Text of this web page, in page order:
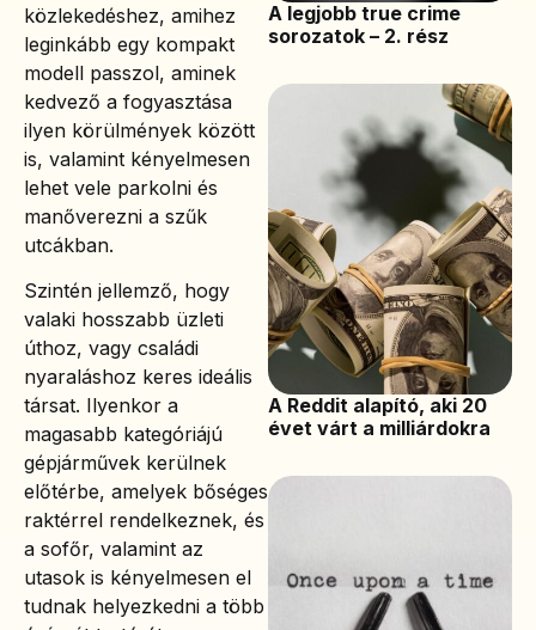
közlekedéshez, amihez
leginkább egy kompakt
modell passzol, aminek
kedvező a fogyasztása
ilyen körülmények között
is, valamint kényelmesen
lehet vele parkolni és
manőverezni a szűk
utcákban.
Szintén jellemző, hogy
valaki hosszabb üzleti
úthoz, vagy családi
nyaraláshoz keres ideális
társat. Ilyenkor a
magasabb kategóriájú
gépjárművek kerülnek
előtérbe, amelyek bőséges
raktérrel rendelkeznek, és
a sofőr, valamint az
utasok is kényelmesen el
tudnak helyezkedni a több
A legjobb true crime
sorozatok – 2. rész
A Reddit alapító, aki 20
évet várt a milliárdokra